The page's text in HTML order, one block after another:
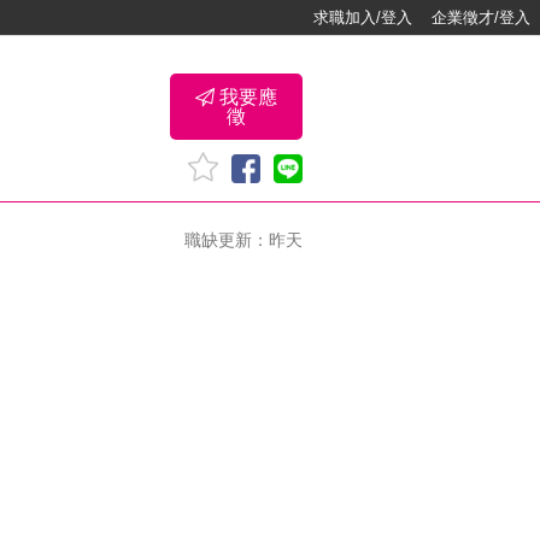
求職加入/登入 企業徵才/登入
我要應
徵
職缺更新：昨天